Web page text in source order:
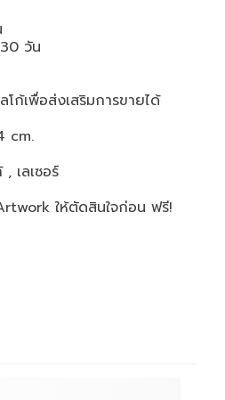
วัน
ก้เพื่อส่งเสริมการขายได้
cm.
เลเซอร์
ให้ตัดสินใจก่อน ฟรี!